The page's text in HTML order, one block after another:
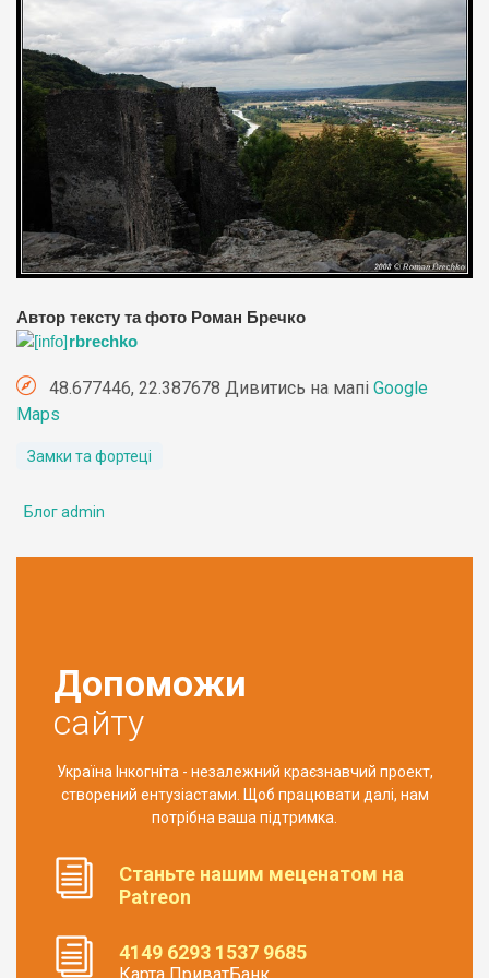
Автор тексту та фото Роман Бречко
rbrechko
48.677446, 22.387678 Дивитись на мапі Google
Maps
Замки та фортеці
Блог admin
Допоможи
сайту
Україна Інкогніта - незалежний краєзнавчий проект,
створений ентузіастами. Щоб працювати далі, нам
потрібна ваша підтримка.
Станьте нашим меценатом на
Patreon
4149 6293 1537 9685
Карта ПриватБанк